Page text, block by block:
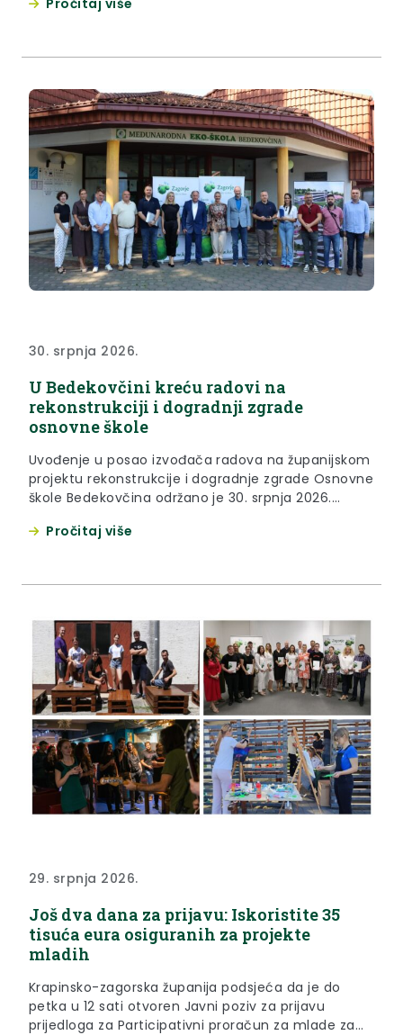
preporuča se mjera prokuhavanja vode prije
kuća vl. Krajačić...
30. srpnja 2026.
U Bedekovčini kreću radovi na
rekonstrukciji i dogradnji zgrade
osnovne škole
Uvođenje u posao izvođača radova na županijskom
projektu rekonstrukcije i dogradnje zgrade Osnovne
škole Bedekovčina održano je 30. srpnja 2026.
projektu u sklopu kojeg se planira dogradnja zgrade
Pročitaj više
29. srpnja 2026.
Još dva dana za prijavu: Iskoristite 35
tisuća eura osiguranih za projekte
mladih
Krapinsko-zagorska županija podsjeća da je do
petka u 12 sati otvoren Javni poziv za prijavu
prijedloga za Participativni proračun za mlade za